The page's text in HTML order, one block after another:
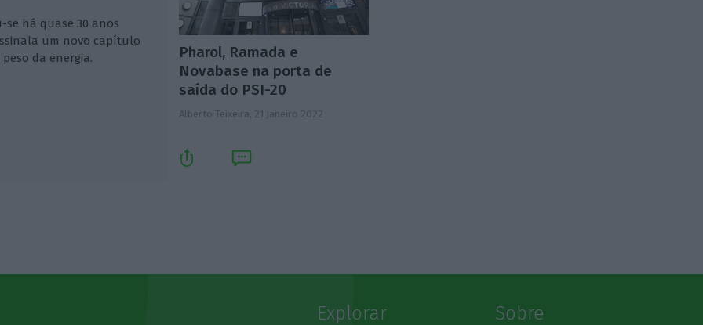
há quase 30 anos
um novo capítulo
da energia.
Pharol, Ramada e
Novabase na porta de
saída do PSI-20
Alberto Teixeira, 21 Janeiro 2022
Explorar Sobre